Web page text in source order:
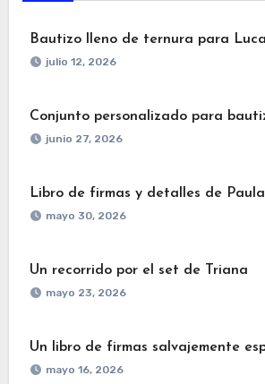
Bautizo lleno de ternura para
julio 12, 2026
Conjunto personalizado para
junio 27, 2026
Libro de firmas y detalles de Paula
mayo 30, 2026
Un recorrido por el set de Triana
mayo 23, 2026
Un libro de firmas salvajemente
mayo 16, 2026